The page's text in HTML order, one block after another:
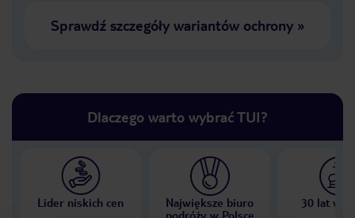
Sprawdź szczegóły wariantów ochrony»
Dlaczego warto wybrać TUI?
Lider niskich cen
Największe biuro
podróży w Polsce
30 lat w